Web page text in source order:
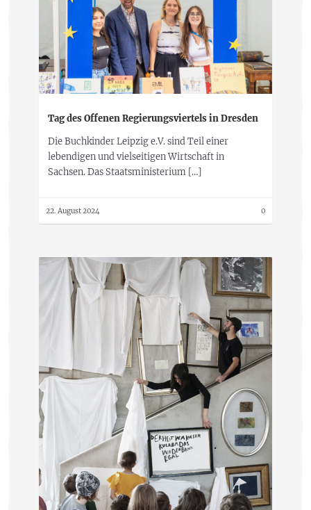
Tag des Offenen Regierungsviertels in Dresden
Die Buchkinder Leipzig e.V. sind Teil einer
lebendigen und vielseitigen Wirtschaft in
Sachsen. Das Staatsministerium […]
22. August 2024 0